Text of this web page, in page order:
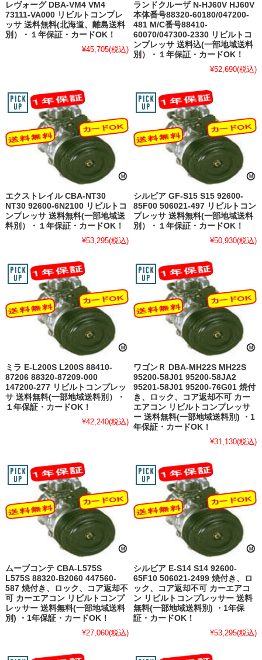
レヴォーグ DBA-VM4 VM4
73111-VA000 リビルトコンプレ
ッサ 送料無料(北海道、離島送料
別）・１年保証・カードOK！
¥45,705(税込)
ランドクルーザ N-HJ60V HJ60V
本体番号88320-60180/047200-
481 M/C番号88410-
60070/047300-2330 リビルトコ
ンプレッサ 送料込(一部地域送料
別）・１年保証・カードOK！
¥52,690(税込)
エクストレイル CBA-NT30
NT30 92600-6N2100 リビルトコ
ンプレッサ 送料無料(一部地域送
料別）・１年保証・カードOK！
¥53,295(税込)
シルビア GF-S15 S15 92600-
85F00 506021-497 リビルトコン
プレッサ 送料無料(一部地域送料
別）・１年保証・カードOK！
¥50,930(税込)
ミラ E-L200S L200S 88410-
87206 88320-87209-000
147200-277 リビルトコンプレッ
サ 送料無料(一部地域送料別）・
１年保証・カードOK！
¥42,240(税込)
ワゴンＲ DBA-MH22S MH22S
95200-58J01 95200-58JA2
95201-58J01 95200-76G01 焼付
き、ロック、コア返却不可 カー
エアコン リビルトコンプレッサ
ー 送料無料(一部地域送料別) ・1
年保証・カードOK！
¥31,130(税込)
ムーブコンテ CBA-L575S
L575S 88320-B2060 447560-
587 焼付き、ロック、コア返却不
可 カーエアコン リビルトコンプ
レッサー 送料無料(一部地域送料
別) ・1年保証・カードOK！
¥27,060(税込)
シルビア E-S14 S14 92600-
65F10 506021-2499 焼付き、ロ
ック、コア返却不可 カーエアコ
ン リビルトコンプレッサー 送料
無料(一部地域送料別) ・1年保
証・カードOK！
¥53,295(税込)